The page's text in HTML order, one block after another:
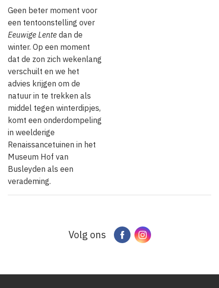
Geen beter moment voor
een tentoonstelling over
Eeuwige Lente dan de
winter. Op een moment
dat de zon zich wekenlang
verschuilt en we het
advies krijgen om de
natuur in te trekken als
middel tegen winterdipjes,
komt een onderdompeling
in weelderige
Renaissancetuinen in het
Museum Hof van
Busleyden als een
verademing.
Volg ons FacebookInstagram